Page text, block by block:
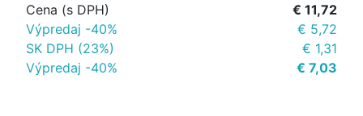
Cena (s DPH)
€ 11,72
Výpredaj -40%
€ 5,72
SK DPH (23%)
€ 1,31
Výpredaj -40%
€ 7,03